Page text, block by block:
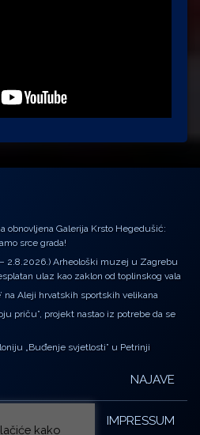
obnovljena Galerija Krsto Hegedušić:
srce grada!
2.8.2026.) Arheološki muzej u Zagrebu
ulaz kao zaklon od toplinskog vala
na Aleji hrvatskih sportskih velikana
priču”, projekt nastao iz potrebe da se
„Buđenje svjetlosti” u Petrinji
NAJAVE
IMPRESSUM
kako